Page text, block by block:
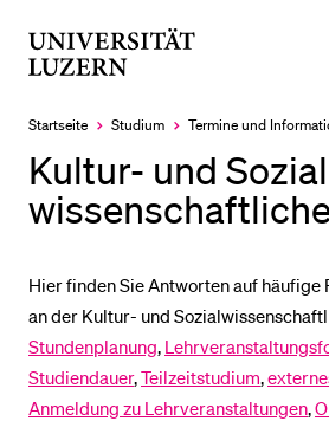
Startseite Studium Termine und
Kultur- und
Hier finden Sie Antworten auf häufige
an der Kultur- und
Stundenplanung,
Studiendauer,Teilzeitstudium,
Anmeldung zu Lehrveranstaltungen,
LETZTE SUCHEN
DIE UNI FÜR…
Schulklassen und Lehrpersonen
Studierende
Forschende
Mitarbeitende
Alumni